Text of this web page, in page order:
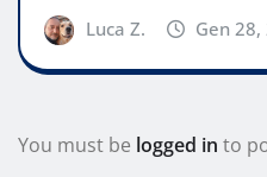
Luca Z. Gen 28,
You must be logged in to